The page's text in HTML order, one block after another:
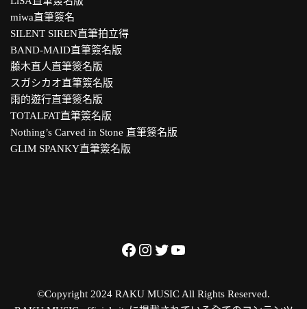
miwa直筆簽名
SILENT SIREN直筆拍立得
BAND-MAID直筆簽名版
藤木直人直筆簽名版
スガシカオ直筆簽名版
雨的遊行直筆簽名版
TOTALFAT直筆簽名版
Nothing’s Carved in Stone 直筆簽名版
GLIM SPANKY直筆簽名版
©Copyright 2024 RAKU MUSIC All Rights Reserved.